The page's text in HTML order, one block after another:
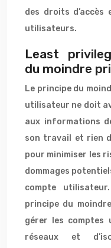
des droits
utilisateurs.
Least
du moindre
Le principe du
utilisateur ne doit
aux informations
son travail et rien
pour minimiser les
dommages
compte
principe du
gérer les comptes
réseaux et